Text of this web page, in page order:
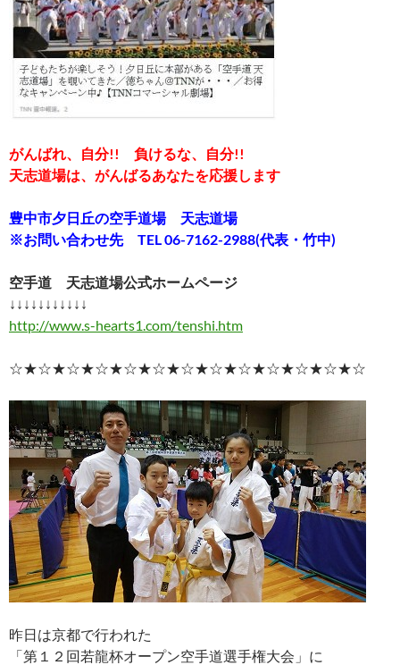
がんばれ、自分!! 負けるな、自分!!
天志道場は、がんばるあなたを応援します
豊中市夕日丘の空手道場 天志道場
※お問い合わせ先 TEL 06-7162-2988(代表・竹中)
空手道 天志道場公式ホームページ
↓↓↓↓↓↓↓↓↓↓↓
http://www.s-hearts1.com/tenshi.htm
☆★☆★☆★☆★☆★☆★☆★☆★☆★☆★☆★☆★☆
昨日は京都で行われた
「第１２回若龍杯オープン空手道選手権大会」に